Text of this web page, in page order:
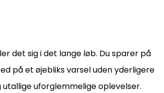
det sig i det lange løb. Du sparer på
på et øjebliks varsel uden yderligere
uforglemmelige oplevelser.